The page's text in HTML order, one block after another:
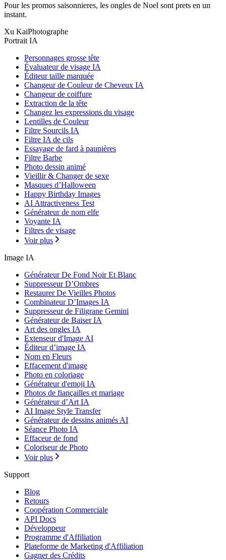
Pour les promos saisonnieres, les ongles de Noel sont prets en un
instant.
Xu KaiPhotographe
Portrait IA
Personnages grosse tête
Évaluateur de visage IA
Éditeur taille marquée
Changeur de Couleur de Cheveux IA
Changeur de coiffure
Extraction de la tête
Changez les expressions du visage
Lentilles de Couleur
Filtre Sourcils IA
Filtre IA de cils
Essayage de fard à paupières
Filtre Barbe
Photo dessin animé
Vieillir & Changer de sexe
Masques d’Halloween
Happy Birthday Images
AI Attractiveness Test
Générateur de nom elfe
Voyante IA
Filtres de visage
Voir plus
Image IA
Générateur De Fond Noir Et Blanc
Suppresseur D’Ombres
Restaurer De Vieilles Photos
Combinateur D’Images IA
Suppresseur de Filigrane Gemini
Générateur de Baiser IA
Art des ongles IA
Extenseur d'Image AI
Éditeur d’image IA
Nom en Fleurs
Effacement d'image
Photo en coloriage
Générateur d'emoji IA
Photos de fiançailles et mariage
Générateur d’Art IA
AI Image Style Transfer
Générateur de dessins animés AI
Séance Photo IA
Effaceur de fond
Coloriseur de Photo
Voir plus
Support
Blog
Retours
Coopération Commerciale
API Docs
Développeur
Programme d'Affiliation
Plateforme de Marketing d'Affiliation
Gagner des Crédits